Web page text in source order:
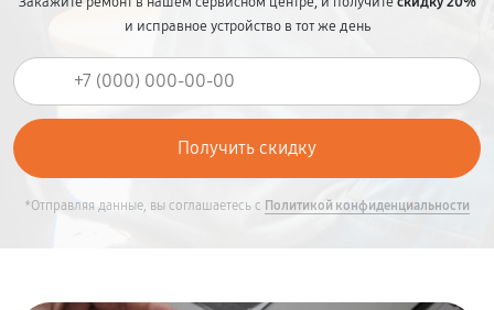
и исправное устройство в тот же день
*Отправляя данные, вы соглашаетесь с Политикой конфиденциальности